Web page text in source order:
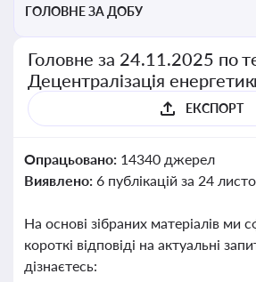
ГОЛОВНЕ ЗА ДОБУ
Головне за 24.11.2025 по
Децентралізація
ЕКСПОРТ
Опрацьовано: 14340 джерел
Виявлено: 6 публікацій за 24
На основі зібраних матеріалів ми
короткі відповіді на актуальні
дізнаєтесь: